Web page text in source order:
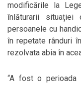
modificările la
înlăturarii situației
persoanele cu
în repetate rânduri
rezolvata abia în
“A fost o